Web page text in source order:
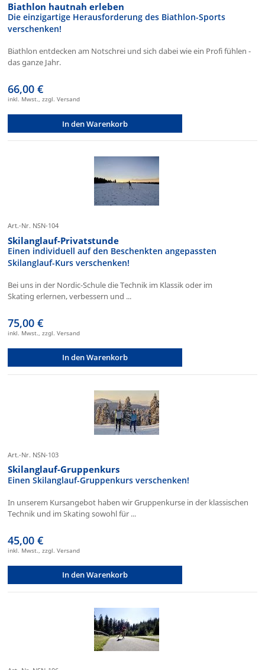
Biathlon hautnah erleben
Die einzigartige Herausforderung des Biathlon-Sports
verschenken!
Biathlon entdecken am Notschrei und sich dabei wie ein Profi fühlen -
das ganze Jahr.
66,00 €
inkl. Mwst., zzgl. Versand
In den Warenkorb
Art.-Nr. NSN-104
Skilanglauf-Privatstunde
Einen individuell auf den Beschenkten angepassten
Skilanglauf-Kurs verschenken!
Bei uns in der Nordic-Schule die Technik im Klassik oder im
Skating erlernen, verbessern und ...
75,00 €
inkl. Mwst., zzgl. Versand
In den Warenkorb
Art.-Nr. NSN-103
Skilanglauf-Gruppenkurs
Einen Skilanglauf-Gruppenkurs verschenken!
In unserem Kursangebot haben wir Gruppenkurse in der klassischen
Technik und im Skating sowohl für ...
45,00 €
inkl. Mwst., zzgl. Versand
In den Warenkorb